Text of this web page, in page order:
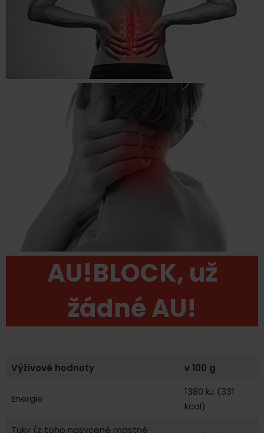
AU!BLOCK, už
žádné AU!
Výživové hodnoty v 100 g
Energie
1380 kJ (331
kcal)
Tuky (z toho nasycené mastné